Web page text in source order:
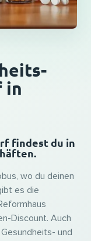
in
findest du in
wo du deinen
es die
Discount. Auch
und